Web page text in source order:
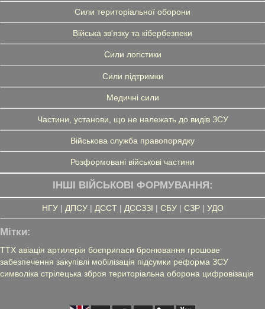
Сили територіальної оборони
Війська зв'язку та кібербезпеки
Сили логістики
Сили підтримки
Медичні сили
Частини, установи, що не належать до видів ЗСУ
Військова служба правопорядку
Розформовані військові частини
ІНШІ ВІЙСЬКОВІ ФОРМУВАННЯ:
НГУ| ДПСУ| ДССТ| ДССЗЗІ | СБУ| СЗР| УДО
Мітки:
ТТХ авіація артилерія боєприпаси бронювання грошове
забезпечення закупівлі мобілізація підсумки реформа ЗСУ
символіка стрілецька зброя територіальна оборона цифровізація